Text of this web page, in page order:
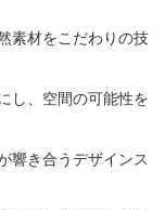
素材をこだわりの技
し、空間の可能性を
響き合うデザインス